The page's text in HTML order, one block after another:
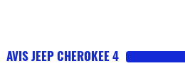
AVIS JEEP CHEROKEE 4